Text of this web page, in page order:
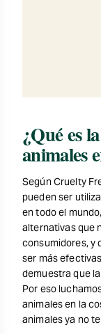
¿Qué es
animales
Según Cruelty
pueden ser
en todo el
alternativas que
consumidores, y
ser más
demuestra que
Por eso
animales en la
animales ya no